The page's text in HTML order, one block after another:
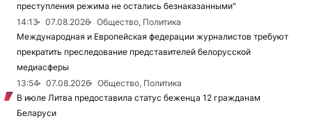
преступления режима не остались безнаказанными"
14:13
07.08.2026
Общество, Политика
Международная и Европейская федерации журналистов требуют
прекратить преследование представителей белорусской
медиасферы
13:54
07.08.2026
Общество, Политика
В июле Литва предоставила статус беженца 12 гражданам
Беларуси